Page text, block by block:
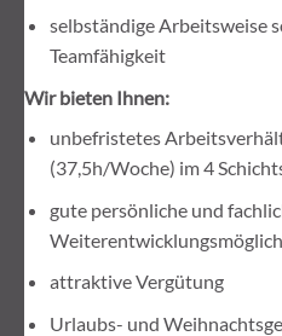
selbständige Arbeitsweise
Teamfähigkeit
Wir bieten Ihnen:
unbefristetes
(37,5h/Woche) im 4
gute persönliche und
attraktive Vergütung
Urlaubs- und